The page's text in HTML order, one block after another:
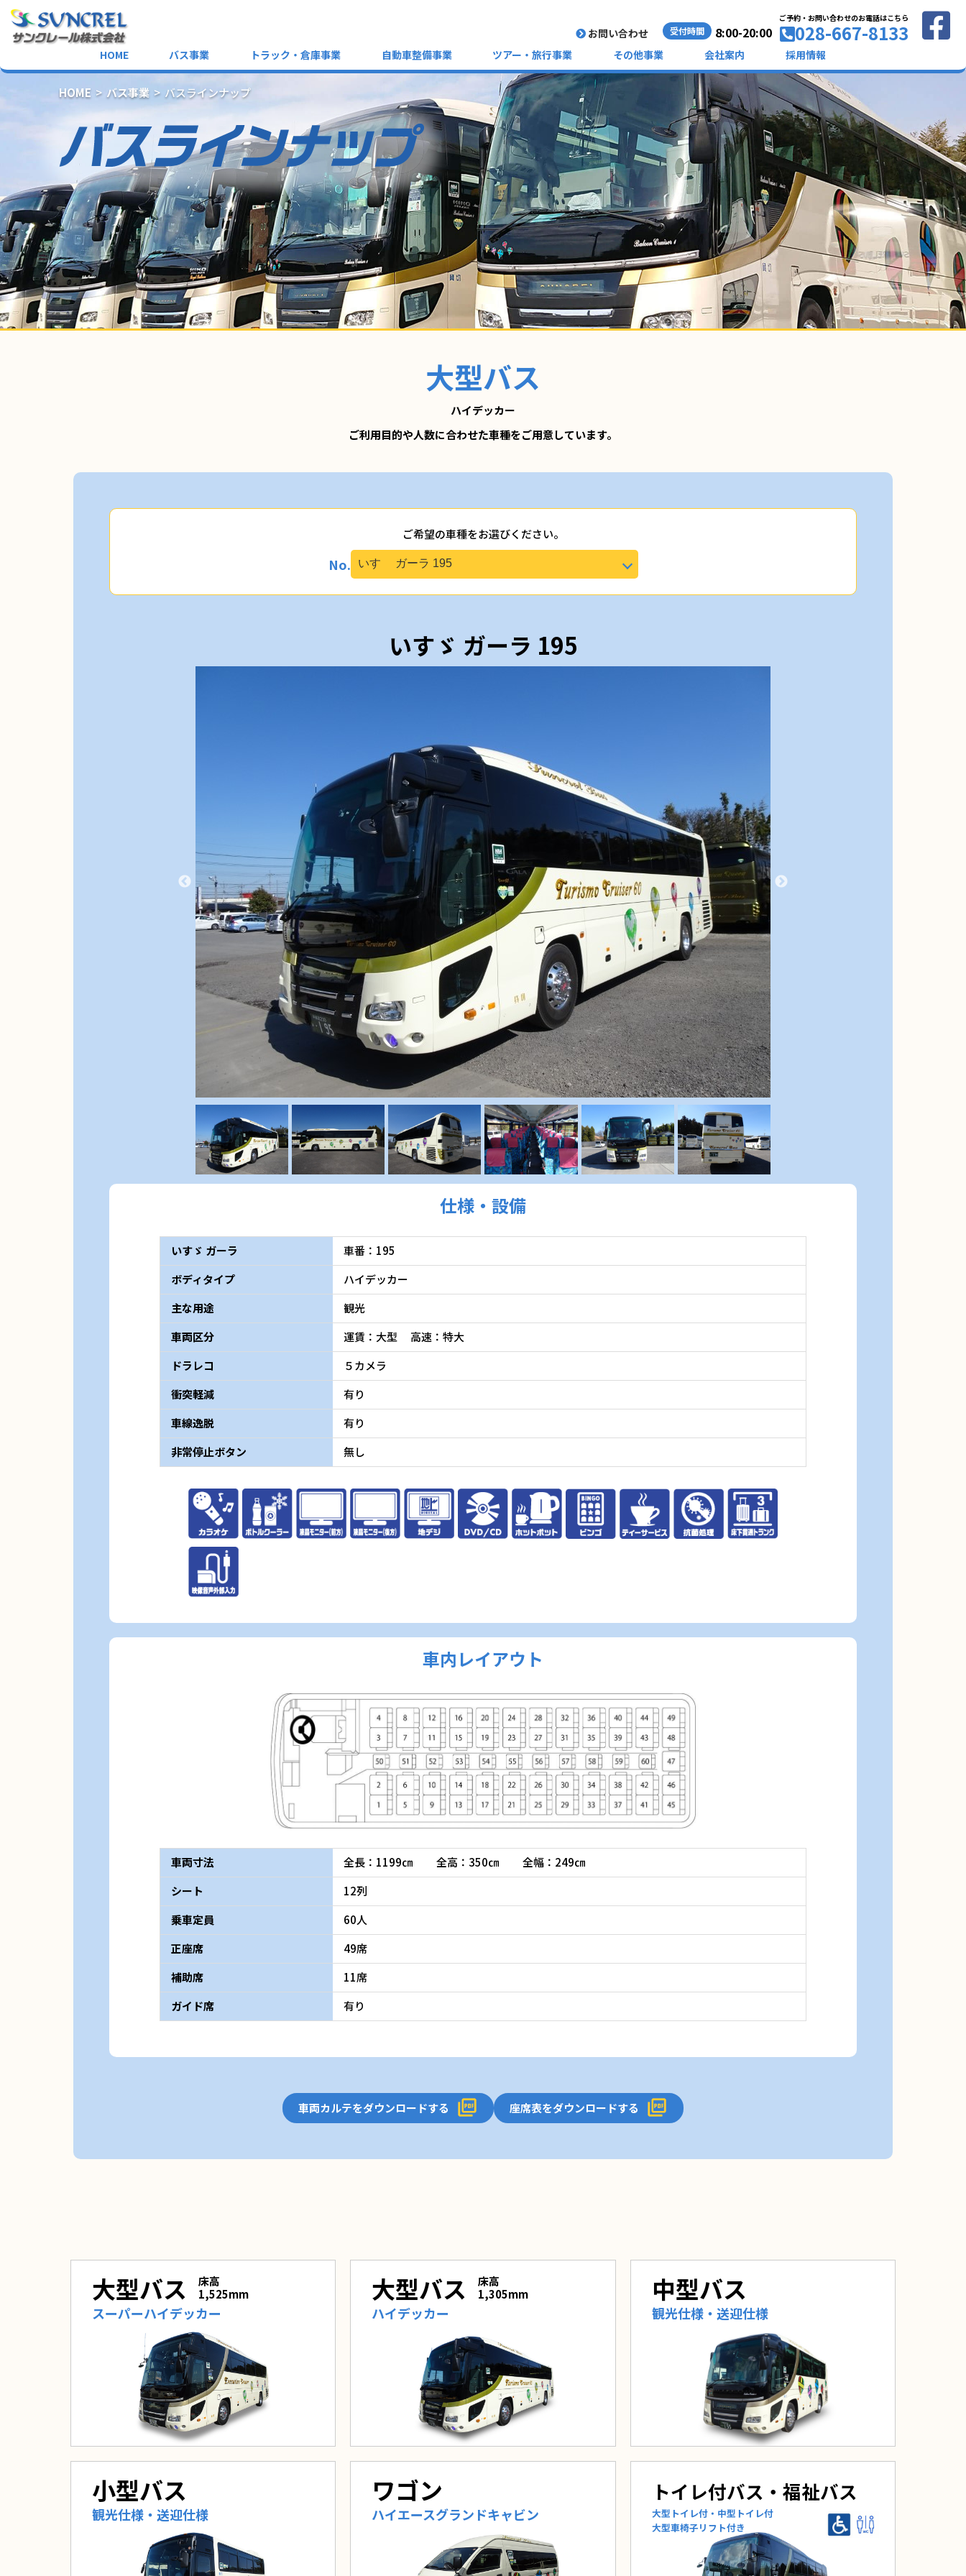
お問い合わせ 受付時間 8:00-20:00
ご予約・お問い合わせのお電話はこちら
028-667-8133
HOME バス事業 トラック・倉庫事業 自動車整備事業 ツアー・旅行事業 その他事業 会社案内 採用情報
HOME バス事業 バスラインナップ
大型バス
ハイデッカー
ご利用目的や人数に合わせた車種をご用意しています。
ご希望の車種をお選びください。
No.
いすゞ ガーラ 195
仕様・設備
いすゞ ガーラ
車番：195
ボディタイプ
ハイデッカー
主な用途
観光
車両区分
運賃：大型 高速：特大
ドラレコ
５カメラ
衝突軽減
有り
車線逸脱
有り
非常停止ボタン
無し
車内レイアウト
車両寸法 全長：1199㎝ 全高：350㎝
全幅：249㎝
シート
12列
乗車定員
60人
正座席
49席
補助席
11席
ガイド席
有り
車両カルテをダウンロードする 座席表をダウンロードする
大型バス
床高
1,525mm
スーパーハイデッカー
大型バス
床高
1,305mm
ハイデッカー
中型バス
観光仕様・送迎仕様
小型バス
観光仕様・送迎仕様
ワゴン
ハイエースグランドキャビン
トイレ付バス・福祉バス
⼤型トイレ付・中型トイレ付
⼤型⾞椅⼦リフト付き